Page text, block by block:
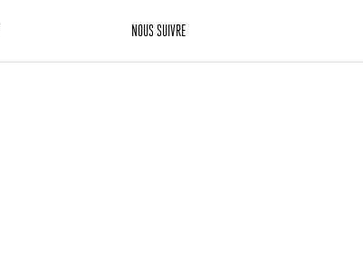
NOUS SUIVRE